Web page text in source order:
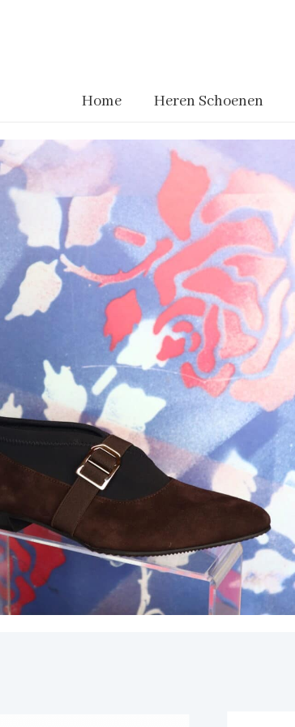
Home Heren Schoenen